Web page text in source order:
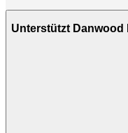
Unterstützt